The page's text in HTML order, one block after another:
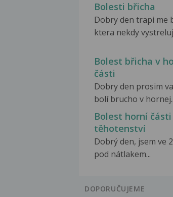
Bolesti břicha
Dobry den trapi me
ktera nekdy
Bolest břicha v
části
Dobry den prosim
bolí brucho v
Bolest horní
těhotenství
Dobrý den, jsem ve
pod nátlakem...
DOPORUČUJEME